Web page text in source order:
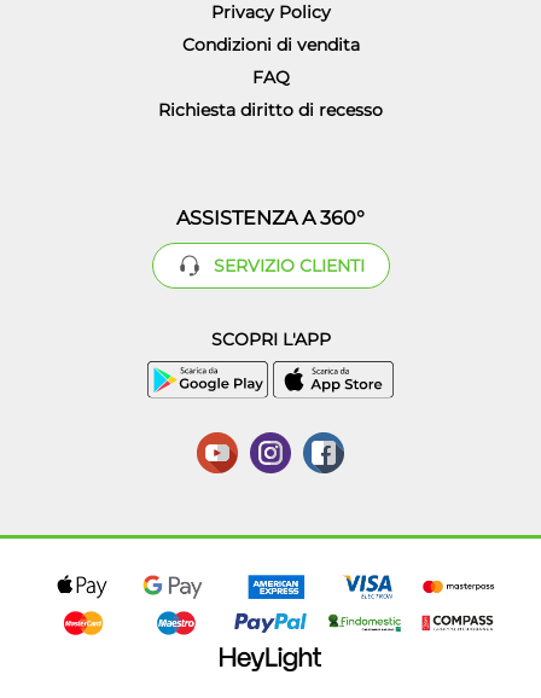
Privacy Policy
Condizioni di vendita
FAQ
Richiesta diritto di recesso
ASSISTENZA A 360°
SERVIZIO CLIENTI
SCOPRI L'APP